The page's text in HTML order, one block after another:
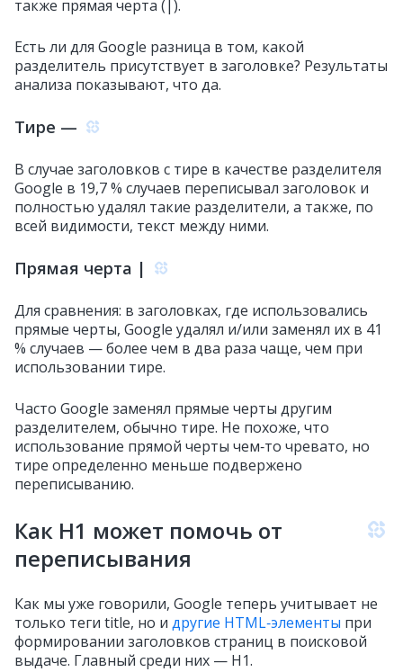
также прямая черта (|).
Есть ли для Google разница в том, какой
разделитель присутствует в заголовке? Результаты
анализа показывают, что да.
Тире —
В случае заголовков с тире в качестве разделителя
Google в 19,7 % случаев переписывал заголовок и
полностью удалял такие разделители, а также, по
всей видимости, текст между ними.
Прямая черта |
Для сравнения: в заголовках, где использовались
прямые черты, Google удалял и/или заменял их в 41
% случаев — более чем в два раза чаще, чем при
использовании тире.
Часто Google заменял прямые черты другим
разделителем, обычно тире. Не похоже, что
использование прямой черты чем‑то чревато, но
тире определенно меньше подвержено
переписыванию.
Как H1 может помочь от
переписывания
Как мы уже говорили, Google теперь учитывает не
только теги title, но и другие HTML‑элементы при
формировании заголовков страниц в поисковой
выдаче. Главный среди них — H1.